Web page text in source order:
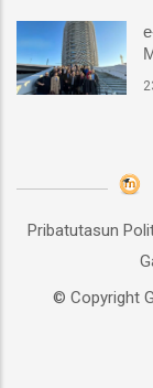
Pribatutasun
© Copyright